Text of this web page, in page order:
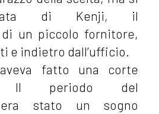
di Kenji, il
un piccolo fornitore,
e indietro dall’ufficio.
fatto una corte
Il periodo del
era stato un sogno